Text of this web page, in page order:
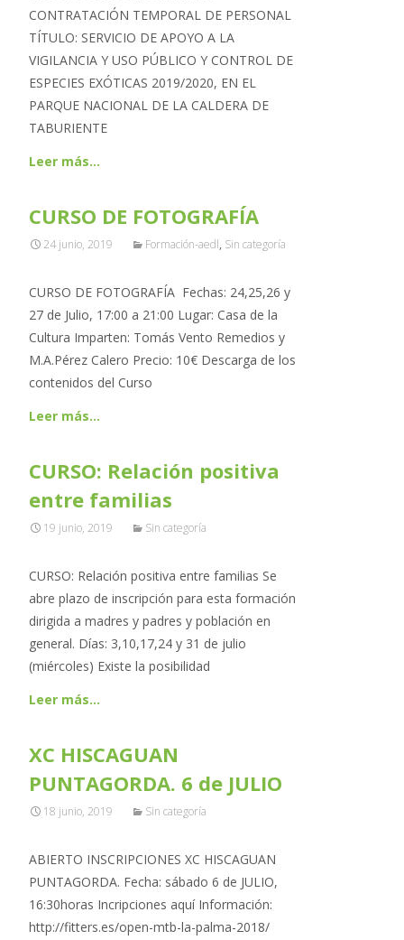
CONTRATACIÓN TEMPORAL DE PERSONAL
TÍTULO: SERVICIO DE APOYO A LA
VIGILANCIA Y USO PÚBLICO Y CONTROL DE
ESPECIES EXÓTICAS 2019/2020, EN EL
PARQUE NACIONAL DE LA CALDERA DE
TABURIENTE
Leer más…
CURSO DE FOTOGRAFÍA
24 junio, 2019 Formación-aedl, Sin categoría
CURSO DE FOTOGRAFÍA Fechas: 24,25,26 y
27 de Julio, 17:00 a 21:00 Lugar: Casa de la
Cultura Imparten: Tomás Vento Remedios y
M.A.Pérez Calero Precio: 10€ Descarga de los
contenidos del Curso
Leer más…
CURSO: Relación positiva
entre familias
19 junio, 2019 Sin categoría
CURSO: Relación positiva entre familias Se
abre plazo de inscripción para esta formación
dirigida a madres y padres y población en
general. Días: 3,10,17,24 y 31 de julio
(miércoles) Existe la posibilidad
Leer más…
XC HISCAGUAN
PUNTAGORDA. 6 de JULIO
18 junio, 2019 Sin categoría
ABIERTO INSCRIPCIONES XC HISCAGUAN
PUNTAGORDA. Fecha: sábado 6 de JULIO,
16:30horas Incripciones aquí Información:
http://fitters.es/open-mtb-la-palma-2018/